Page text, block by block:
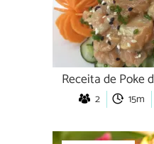
Receita de Poke
2 15m